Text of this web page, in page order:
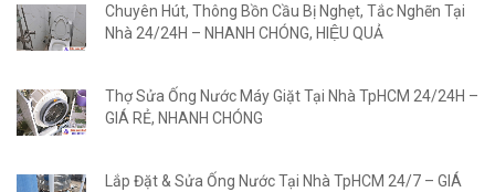
Chuyên Hút, Thông Bồn Cầu Bị Nghẹt, Tắc Nghẽn Tại
Nhà 24/24H – NHANH CHÓNG, HIỆU QUẢ
Thợ Sửa Ống Nước Máy Giặt Tại Nhà TpHCM 24/24H –
GIÁ RẺ, NHANH CHÓNG
Lắp Đặt & Sửa Ống Nước Tại Nhà TpHCM 24/7 – GIÁ